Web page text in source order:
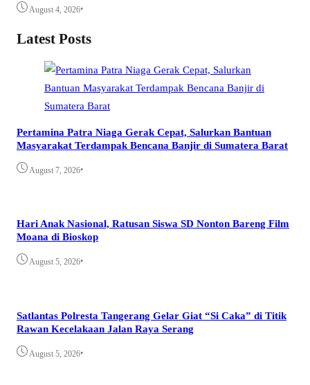
August 4, 2026•
Latest Posts
Pertamina Patra Niaga Gerak Cepat, Salurkan Bantuan
Masyarakat Terdampak Bencana Banjir di Sumatera Barat
August 7, 2026•
Hari Anak Nasional, Ratusan Siswa SD Nonton Bareng Film
Moana di Bioskop
August 5, 2026•
Satlantas Polresta Tangerang Gelar Giat “Si Caka” di Titik
Rawan Kecelakaan Jalan Raya Serang
August 5, 2026•